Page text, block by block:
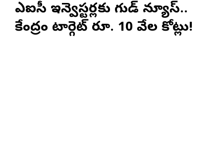
ఎల్ఐసీ ఇన్వెస్టర్లకు గుడ్ న్యూస్..
కేంద్రం టార్గెట్ రూ. 10 వేల కోట్లు!